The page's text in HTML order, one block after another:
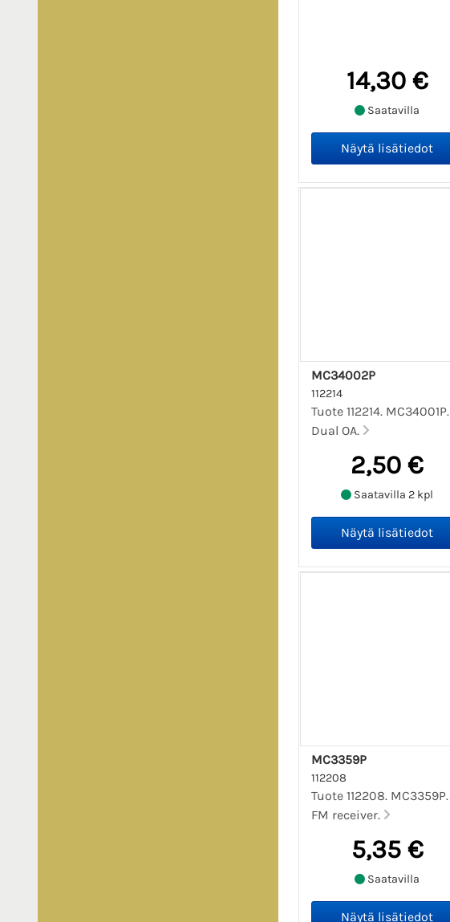
14,30 €
Saatavilla
MC34002P
112214
Tuote 112214. MC34001P.
Dual OA.
2,50 €
Saatavilla 2 kpl
MC3359P
112208
Tuote 112208. MC3359P.
FM receiver.
5,35 €
Saatavilla